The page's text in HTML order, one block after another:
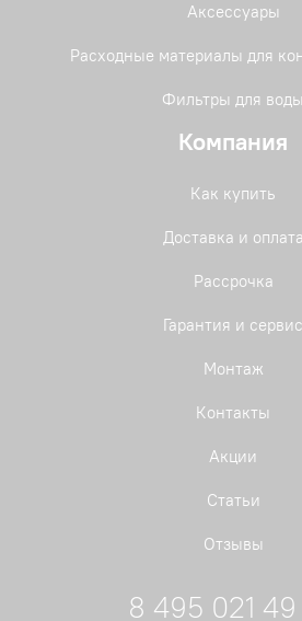
Аксессуары
Расходные материалы для
Фильтры для воды
Компания
Как купить
Доставка и оплата
Рассрочка
Гарантия и сервис
Монтаж
Контакты
Акции
Статьи
Отзывы
8 495 021